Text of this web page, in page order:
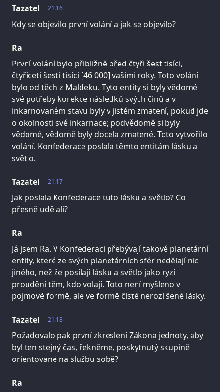
21.16
Tazatel
Kdy se objevilo první volání a jak se objevilo?
Ra
První volání bylo přibližně před čtyři šest tisíci,
čtyřiceti šesti tisíci [46 000] vašimi roky. Toto volání
bylo od těch z Maldeku. Tyto entity si byly vědomé
své potřeby korekce následků svých činů a v
inkarnovaném stavu byly v jistém zmatení, pokud jde
o okolnosti své inkarnace; podvědomě si byly
vědomé, vědomě byly docela zmatené. Toto vytvořilo
volání. Konfederace poslala těmto entitám lásku a
světlo.
21.17
Tazatel
Jak poslala Konfederace tuto lásku a světlo? Co
přesně udělali?
Ra
Já jsem Ra. V Konfederaci přebývají takové planetární
entity, které ze svých planetárních sfér nedělají nic
jiného, než že posílají lásku a světlo jako ryzí
proudění těm, kdo volají. Toto není myšleno v
pojmové formě, ale ve formě čisté nerozlišené lásky.
21.18
Tazatel
Požadovalo pak první zkreslení Zákona jednoty, aby
byl ten stejný čas, řekněme, poskytnutý skupině
orientované na službu sobě?
Ra